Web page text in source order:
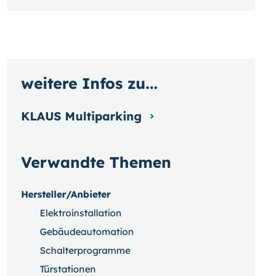
Verwandte Themen
Hersteller/Anbieter
Elektroinstallation
Gebäudeautomation
Schalterprogramme
Türstationen
weitere Infos zu...
KLAUS Multiparking